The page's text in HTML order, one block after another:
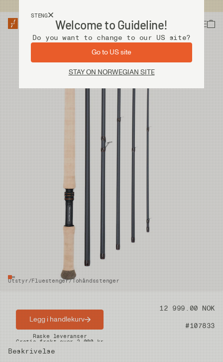
STENG
Welcome to Guideline!
Do you want to change to our US site?
Go to US site
STAY ON NORWEGIAN SITE
Utstyr/Fluestenger/Tohåndsstenger
Pris 12 999.00 NOK
Artikkelnummer #107833
Beskrivelse
Legg i handlekurv
Raske leveranser
Gratis frakt over 2.000 kr